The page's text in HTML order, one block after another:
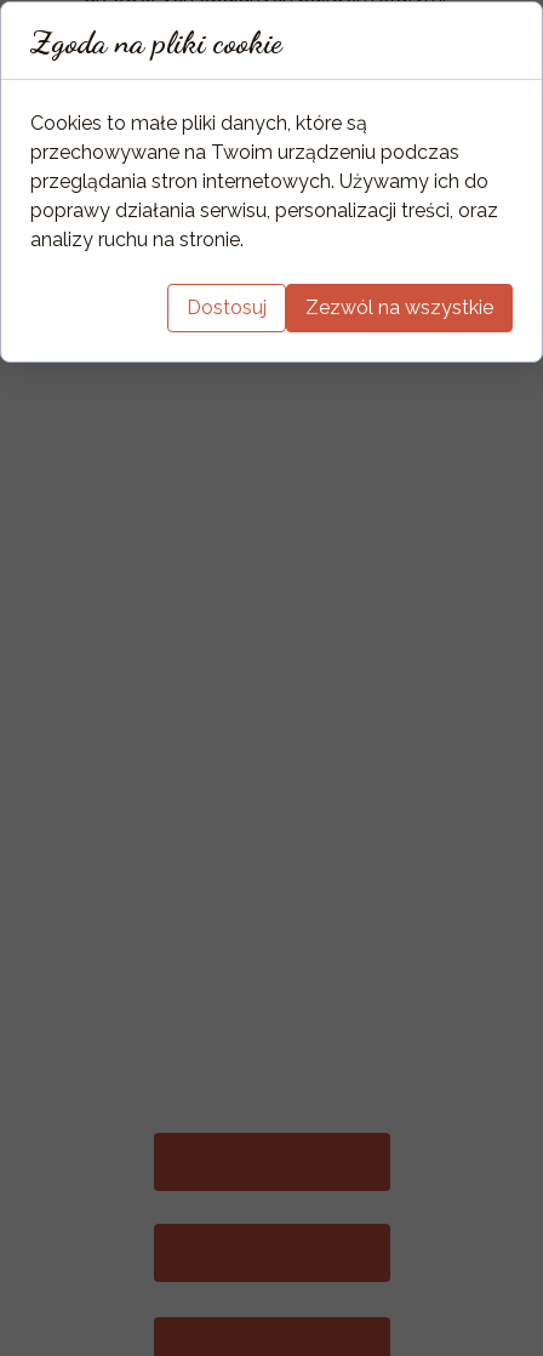
Dzięki zastosowaniu specjalnych obejm,
oraz opatentowanego dekla, łączenie
elementów kolana jest idealnie szczelne.
Zgoda na pliki cookie
Cookies to małe pliki danych, które są
przechowywane na Twoim urządzeniu podczas
przeglądania stron internetowych. Używamy ich do
poprawy działania serwisu, personalizacji treści, oraz
analizy ruchu na stronie.
Dostosuj Zezwól na wszystkie